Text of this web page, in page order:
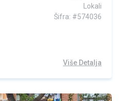
Lokali
Šifra: #574036
Više Detalja